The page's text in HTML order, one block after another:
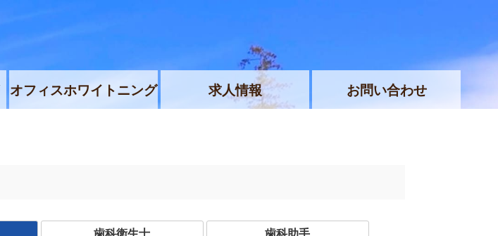
オフィスホワイトニング 求人情報 お問い合わせ
歯科衛生士 歯科助手